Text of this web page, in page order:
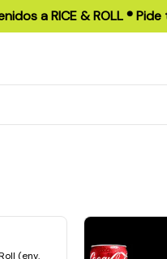
a RICE & ROLL ®️
(env.